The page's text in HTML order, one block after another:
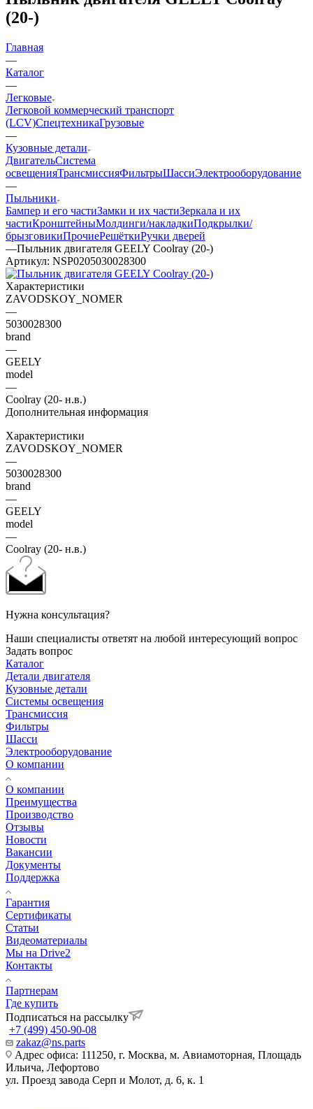
(20-)
Главная
—
Каталог
—
Легковые
Легковой коммерческий транспорт
(LCV)СпецтехникаГрузовые
—
Кузовные детали
ДвигательСистема
освещенияТрансмиссияФильтрыШассиЭлектрооборудование
—
Пыльники
Бампер и его частиЗамки и их частиЗеркала и их
частиКронштейныМолдинги/накладкиПодкрылки/
брызговикиПрочиеРешёткиРучки дверей
—Пыльник двигателя GEELY Coolray (20-)
Артикул: NSP0205030028300
Характеристики
ZAVODSKOY_NOMER
—
5030028300
brand
—
GEELY
model
—
Coolray (20- н.в.)
Дополнительная информация
Характеристики
ZAVODSKOY_NOMER
—
5030028300
brand
—
GEELY
model
—
Coolray (20- н.в.)
Нужна консультация?
Наши специалисты ответят на любой интересующий вопрос
Задать вопрос
Каталог
Детали двигателя
Кузовные детали
Системы освещения
Трансмиссия
Фильтры
Шасси
Электрооборудование
О компании
О компании
Преимущества
Производство
Отзывы
Новости
Вакансии
Документы
Поддержка
Гарантия
Сертификаты
Статьи
Видеоматериалы
Мы на Drive2
Контакты
Партнерам
Где купить
Подписаться на рассылку
+7 (499) 450-90-08
zakaz@ns.parts
Адрес офиса: 111250, г. Москва, м. Авиамоторная, Площадь
Ильича, Лефортово
ул. Проезд завода Серп и Молот, д. 6, к. 1